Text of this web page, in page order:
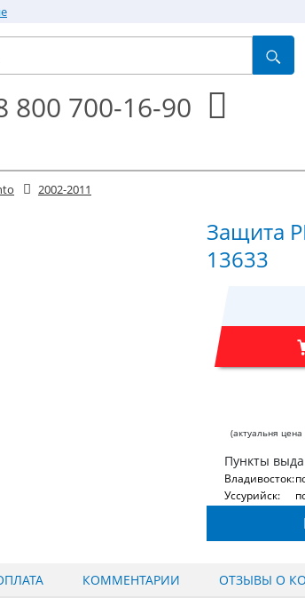
800 700-16-90
2002-2011
Защита
13633
(актуальня
Пункты
Владивосток:
Уссурийск:
КОММЕНТАРИИ ОТЗЫВЫ О